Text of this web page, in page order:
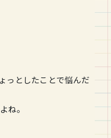
っとしたことで悩んだ
ね。